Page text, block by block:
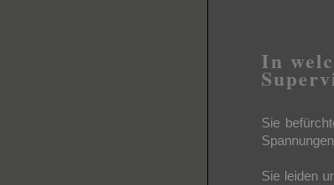
In
Sie
Sie leiden